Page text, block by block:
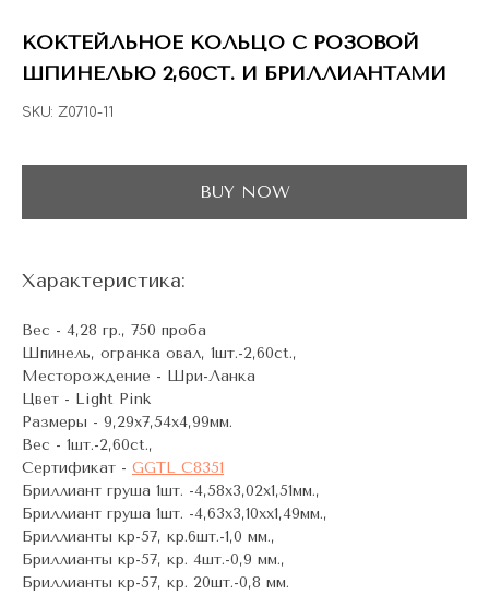
КОКТЕЙЛЬНОЕ КОЛЬЦО С РОЗОВОЙ
ШПИНЕЛЬЮ 2,60CT. И БРИЛЛИАНТАМИ
SKU: Z0710-11
BUY NOW
Характеристика:
Вес - 4,28 гр., 750 проба
Шпинель, огранка овал, 1шт.-2,60ct.,
Месторождение - Шри-Ланка
Цвет - Light Pink
Размеры - 9,29х7,54х4,99мм.
Вес - 1шт.-2,60ct.,
Сертификат - GGTL C8351
Бриллиант груша 1шт. -4,58х3,02х1,51мм.,
Бриллиант груша 1шт. -4,63х3,10хх1,49мм.,
Бриллианты кр-57, кр.6шт.-1,0 мм.,
Бриллианты кр-57, кр. 4шт.-0,9 мм.,
Бриллианты кр-57, кр. 20шт.-0,8 мм.